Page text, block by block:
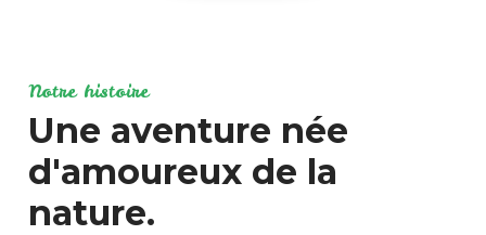
Notre histoire
Une aventure née
d'amoureux de la
nature.